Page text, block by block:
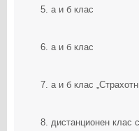
5. а и б клас
6. а и б клас
7. а и б клас
8. дистанционен клас